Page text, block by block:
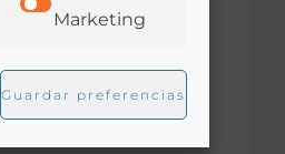
Marketing
Guardar preferencias